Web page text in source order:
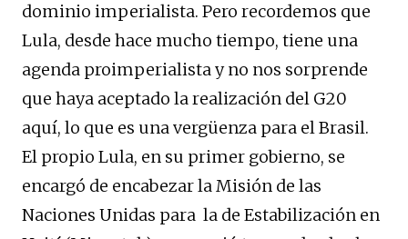
dominio imperialista. Pero recordemos que
Lula, desde hace mucho tiempo, tiene una
agenda proimperialista y no nos sorprende
que haya aceptado la realización del G20
aquí, lo que es una vergüenza para el Brasil.
El propio Lula, en su primer gobierno, se
encargó de encabezar la Misión de las
Naciones Unidas para la de Estabilización en